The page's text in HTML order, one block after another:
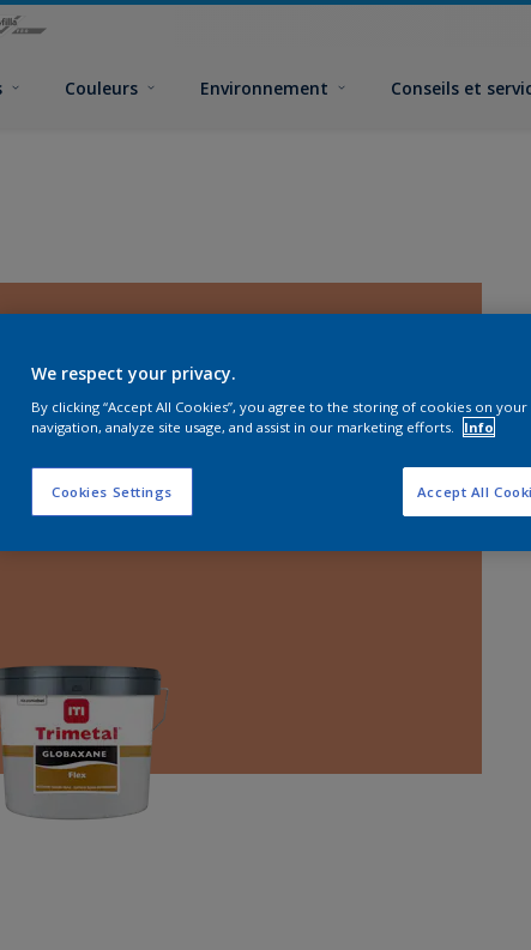
Couleurs Environnement Conseils et
We respect your privacy.
By clicking “Accept All Cookies”, you agree to the storing of cookies on
navigation, analyze site usage, and assist in our marketing efforts.
Info
Cookies Settings Accept All